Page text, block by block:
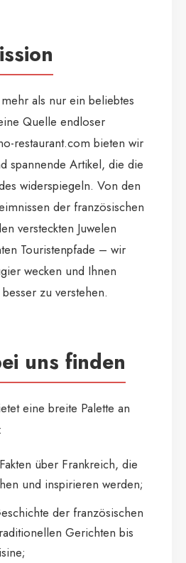
als nur ein beliebtes
Quelle endloser
restaurant.com bieten wir
spannende Artikel, die die
widerspiegeln. Von den
der französischen
versteckten Juwelen
Touristenpfade – wir
wecken und Ihnen
zu verstehen.
uns finden
eine breite Palette an
über Frankreich, die
und inspirieren werden;
der französischen
Gerichten bis